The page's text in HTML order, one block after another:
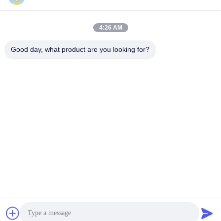
4:26 AM
Good day, what product are you looking for?